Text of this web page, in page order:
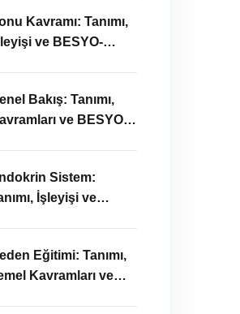
Kavramı: Tanımı,
ve BESYO-
Bakış: Tanımı,
ve BESYO
Sistem:
İşleyişi ve
Eğitimi: Tanımı,
Kavramları ve